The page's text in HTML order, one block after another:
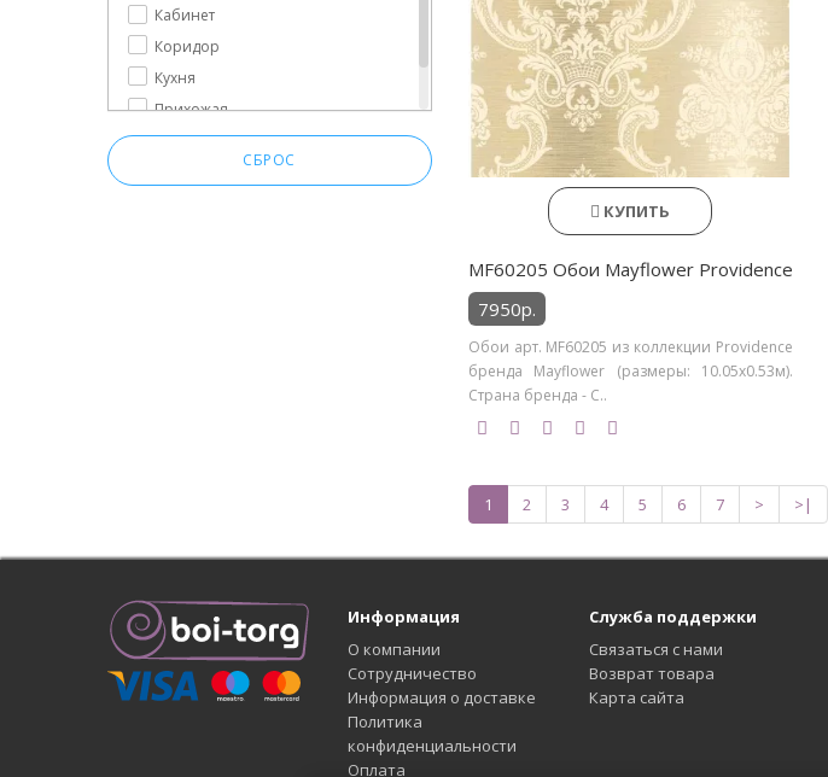
Кабинет
Коридор
Кухня
Прихожая
Спальня
СБРОС
КУПИТЬ
MF60205 Обои Mayflower Providence
7950р.
Обои арт. MF60205 из коллекции Providence
бренда Mayflower (размеры: 10.05х0.53м).
Страна бренда - С..
1 2 3 4 5 6 7 > >|
Информация
О компании
Сотрудничество
Информация о доставке
Политика
конфиденциальности
Оплата
Служба поддержки
Связаться с нами
Возврат товара
Карта сайта